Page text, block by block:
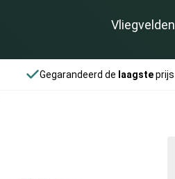
Vliegvelden
Gegarandeerd de laagsteprijs